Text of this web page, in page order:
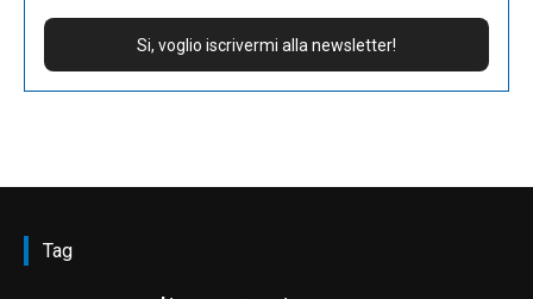
Tag